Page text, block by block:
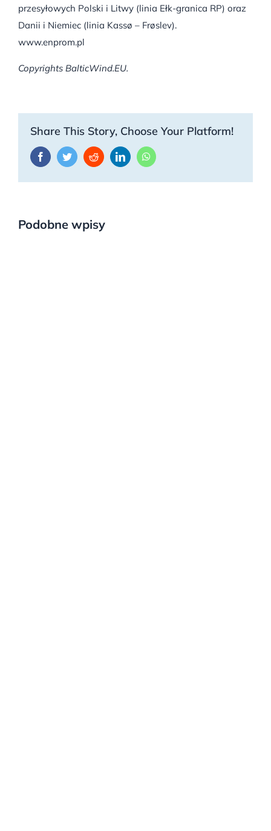
przesyłowych Polski i Litwy (linia Ełk-granica RP) oraz
Danii i Niemiec (linia Kassø – Frøslev).
www.enprom.pl
Copyrights BalticWind.EU.
Share This Story, Choose Your Platform!
FacebookTwitterRedditLinkedInWhatsApp
Podobne wpisy